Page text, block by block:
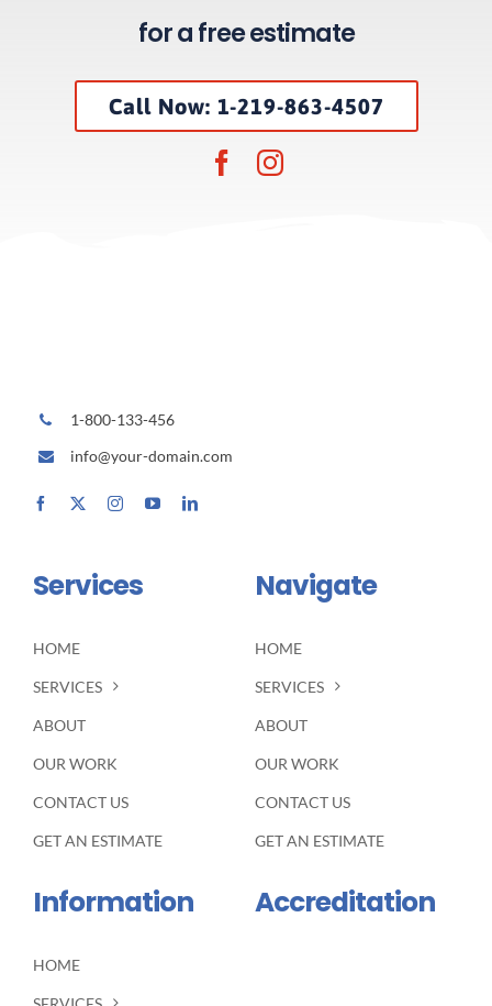
for a free estimate
Call Now: 1-219-863-4507
1-800-133-456
info@your-domain.com
Services
HOME
SERVICES
ABOUT
OUR WORK
CONTACT US
GET AN ESTIMATE
Navigate
HOME
SERVICES
ABOUT
OUR WORK
CONTACT US
GET AN ESTIMATE
Information
HOME
Accreditation